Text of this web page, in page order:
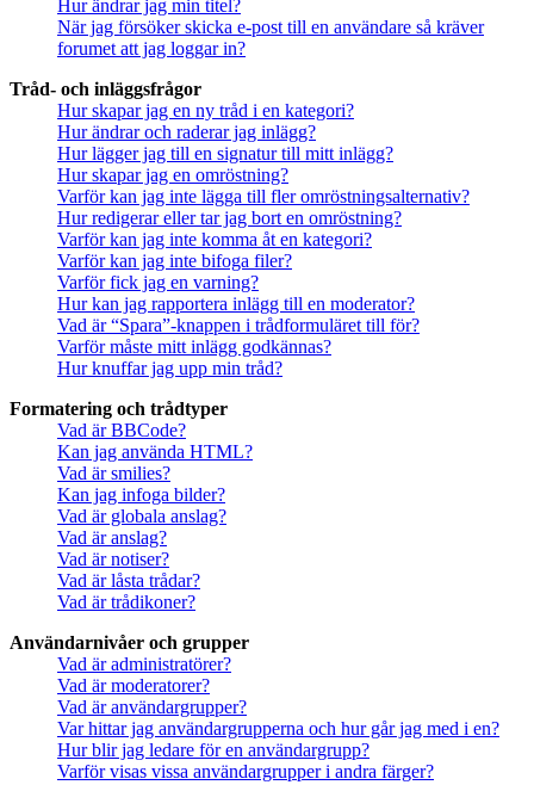
Hur ändrar jag min titel?
När jag försöker skicka e-post till en användare så kräver
forumet att jag loggar in?
Tråd- och inläggsfrågor
Hur skapar jag en ny tråd i en kategori?
Hur ändrar och raderar jag inlägg?
Hur lägger jag till en signatur till mitt inlägg?
Hur skapar jag en omröstning?
Varför kan jag inte lägga till fler omröstningsalternativ?
Hur redigerar eller tar jag bort en omröstning?
Varför kan jag inte komma åt en kategori?
Varför kan jag inte bifoga filer?
Varför fick jag en varning?
Hur kan jag rapportera inlägg till en moderator?
Vad är “Spara”-knappen i trådformuläret till för?
Varför måste mitt inlägg godkännas?
Hur knuffar jag upp min tråd?
Formatering och trådtyper
Vad är BBCode?
Kan jag använda HTML?
Vad är smilies?
Kan jag infoga bilder?
Vad är globala anslag?
Vad är anslag?
Vad är notiser?
Vad är låsta trådar?
Vad är trådikoner?
Användarnivåer och grupper
Vad är administratörer?
Vad är moderatorer?
Vad är användargrupper?
Var hittar jag användargrupperna och hur går jag med i en?
Hur blir jag ledare för en användargrupp?
Varför visas vissa användargrupper i andra färger?